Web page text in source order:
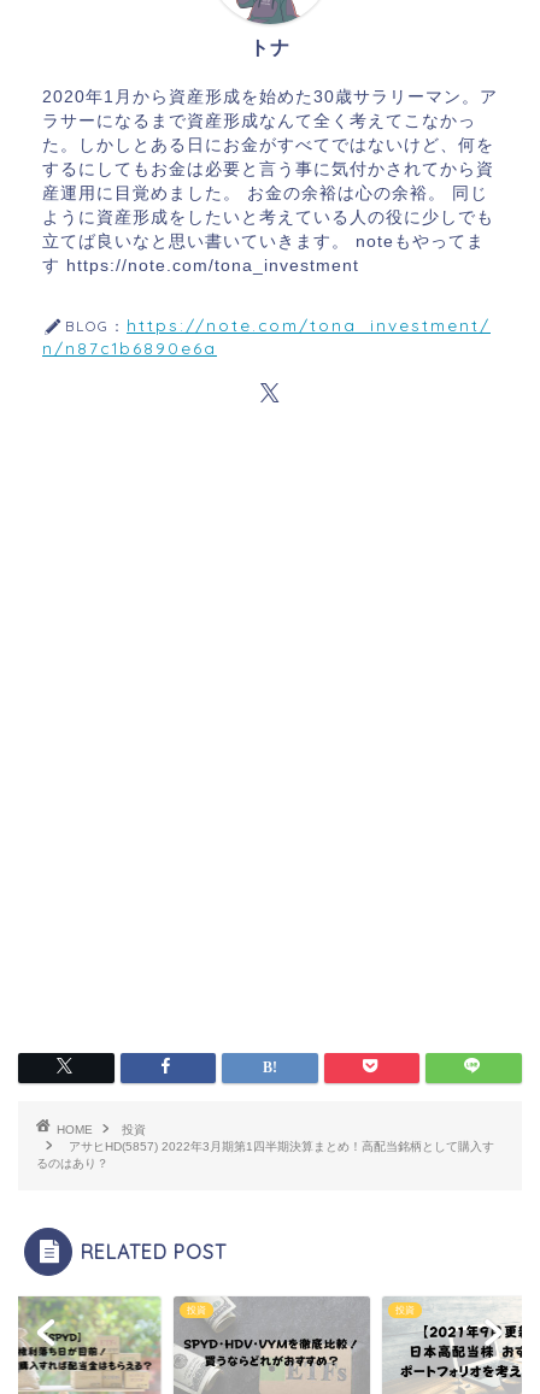
トナ
2020年1月から資産形成を始めた30歳サラリーマン。ア
ラサーになるまで資産形成なんて全く考えてこなかっ
た。しかしとある日にお金がすべてではないけど、何を
するにしてもお金は必要と言う事に気付かされてから資
産運用に目覚めました。 お金の余裕は心の余裕。 同じ
ように資産形成をしたいと考えている人の役に少しでも
立てば良いなと思い書いていきます。 noteもやってま
す https://note.com/tona_investment
BLOG： https://note.com/tona_investment/
n/n87c1b6890e6a
HOME
投資
アサヒHD(5857) 2022年3月期第1四半期決算まとめ！高配当銘柄として購入す
るのはあり？
RELATED POST
投資 投資